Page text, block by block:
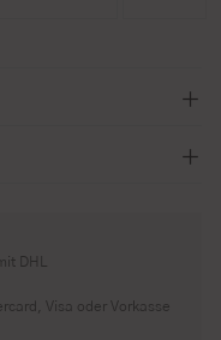
DHL
Visa oder Vorkasse